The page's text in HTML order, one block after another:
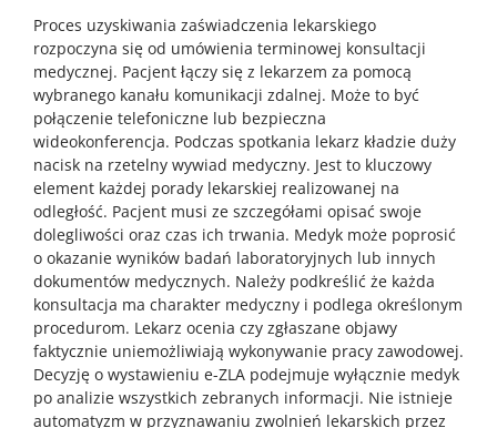
Proces uzyskiwania zaświadczenia lekarskiego
rozpoczyna się od umówienia terminowej konsultacji
medycznej. Pacjent łączy się z lekarzem za pomocą
wybranego kanału komunikacji zdalnej. Może to być
połączenie telefoniczne lub bezpieczna
wideokonferencja. Podczas spotkania lekarz kładzie duży
nacisk na rzetelny wywiad medyczny. Jest to kluczowy
element każdej porady lekarskiej realizowanej na
odległość. Pacjent musi ze szczegółami opisać swoje
dolegliwości oraz czas ich trwania. Medyk może poprosić
o okazanie wyników badań laboratoryjnych lub innych
dokumentów medycznych. Należy podkreślić że każda
konsultacja ma charakter medyczny i podlega określonym
procedurom. Lekarz ocenia czy zgłaszane objawy
faktycznie uniemożliwiają wykonywanie pracy zawodowej.
Decyzję o wystawieniu e-ZLA podejmuje wyłącznie medyk
po analizie wszystkich zebranych informacji. Nie istnieje
automatyzm w przyznawaniu zwolnień lekarskich przez